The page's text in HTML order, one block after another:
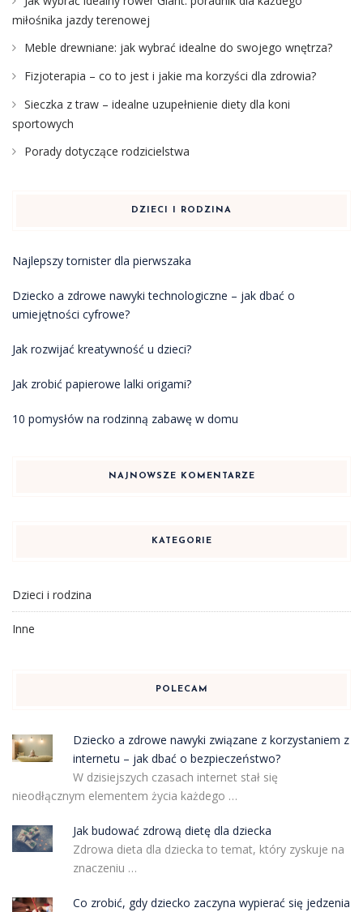
miłośnika jazdy terenowej
Meble drewniane: jak wybrać idealne do swojego wnętrza?
Fizjoterapia – co to jest i jakie ma korzyści dla zdrowia?
Sieczka z traw – idealne uzupełnienie diety dla koni
sportowych
Porady dotyczące rodzicielstwa
DZIECI I RODZINA
Najlepszy tornister dla pierwszaka
Dziecko a zdrowe nawyki technologiczne – jak dbać o
umiejętności cyfrowe?
Jak rozwijać kreatywność u dzieci?
Jak zrobić papierowe lalki origami?
10 pomysłów na rodzinną zabawę w domu
NAJNOWSZE KOMENTARZE
KATEGORIE
Dzieci i rodzina
Inne
POLECAM
Dziecko a zdrowe nawyki związane z korzystaniem z
internetu – jak dbać o bezpieczeństwo?
W dzisiejszych czasach internet stał się
nieodłącznym elementem życia każdego …
Jak budować zdrową dietę dla dziecka
Zdrowa dieta dla dziecka to temat, który zyskuje na
znaczeniu …
Co zrobić, gdy dziecko zaczyna wypierać się jedzenia